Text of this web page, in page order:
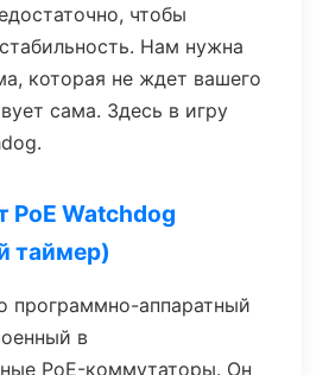
чтобы
Нам нужна
которая не ждет вашего
сама. Здесь в игру
PoE Watchdog
таймер)
программно-аппаратный
в
PoE-коммутаторы. Он